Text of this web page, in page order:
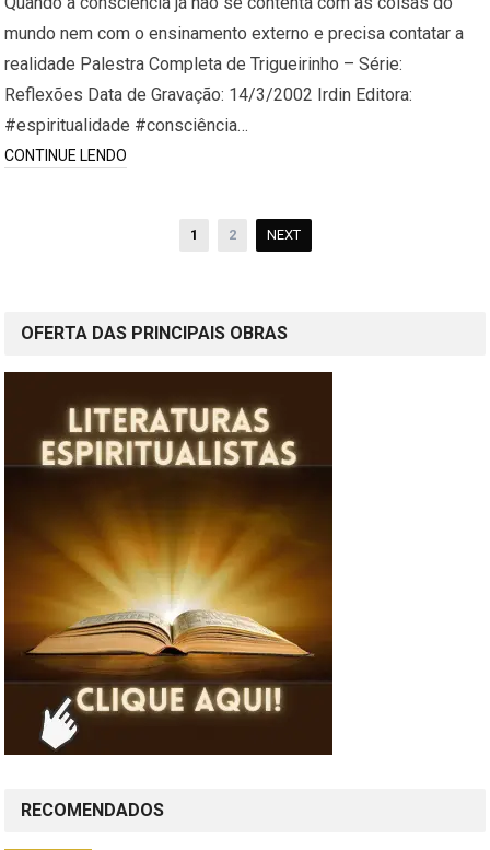
mundo nem com o ensinamento externo e precisa contatar a
realidade Palestra Completa de Trigueirinho – Série:
Reflexões Data de Gravação: 14/3/2002 Irdin Editora:
#espiritualidade #consciência…
CONTINUE LENDO
1 2 NEXT
OFERTA DAS PRINCIPAIS OBRAS
RECOMENDADOS